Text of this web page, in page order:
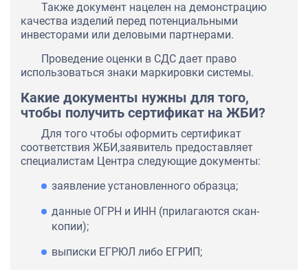
Также документ нацелен на демонстрацию
качества изделий перед потенциальными
инвесторами или деловыми партнерами.
Проведение оценки в СДС дает право
использоваться знаки маркировки системы.
Какие документы нужны для того,
чтобы получить сертификат на ЖБИ?
Для того чтобы оформить сертификат
соответствия ЖБИ,заявитель предоставляет
специалистам Центра следующие документы:
заявление установленного образца;
данные ОГРН и ИНН (прилагаются скан-
копии);
выписки ЕГРЮЛ либо ЕГРИП;